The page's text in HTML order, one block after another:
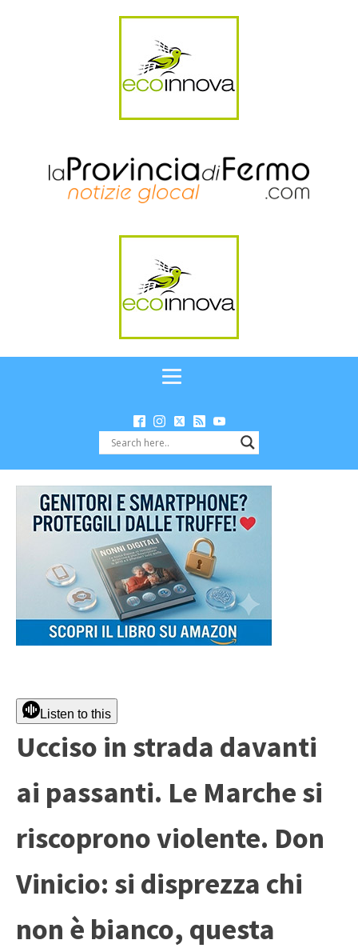
Listen to this
Ucciso in strada davanti
ai passanti. Le Marche si
riscoprono violente. Don
Vinicio: si disprezza chi
non è bianco, questa